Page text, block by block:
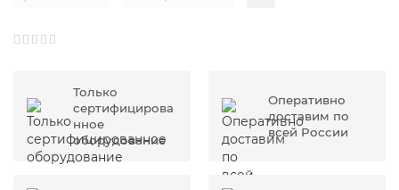
Только
сертифицирова
нное
оборудование
Оперативно
доставим по
всей России